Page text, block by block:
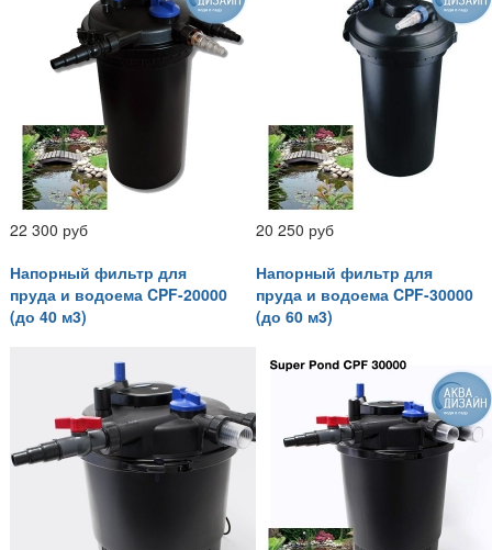
22 300 руб
20 250 руб
Напорный фильтр для
пруда и водоема CPF-20000
(до 40 м3)
Напорный фильтр для
пруда и водоема CPF-30000
(до 60 м3)